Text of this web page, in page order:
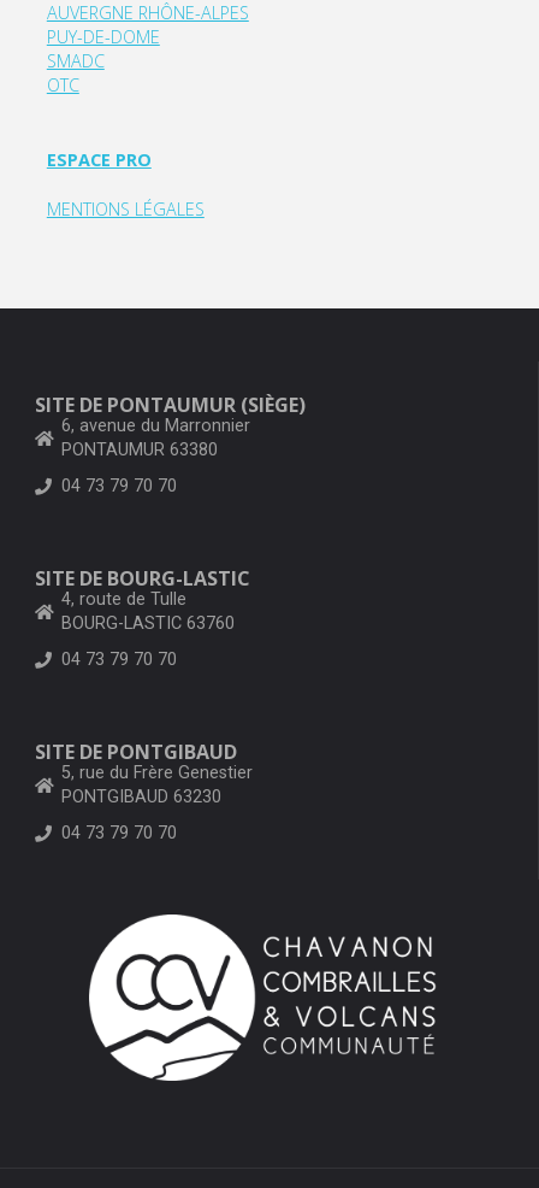
AUVERGNE RHÔNE-ALPES
PUY-DE-DOME
SMADC
OTC
ESPACE PRO
MENTIONS LÉGALES
SITE DE PONTAUMUR (SIÈGE)
6, avenue du Marronnier
PONTAUMUR 63380
04 73 79 70 70
SITE DE BOURG-LASTIC
4, route de Tulle
BOURG-LASTIC 63760
04 73 79 70 70
SITE DE PONTGIBAUD
5, rue du Frère Genestier
PONTGIBAUD 63230
04 73 79 70 70